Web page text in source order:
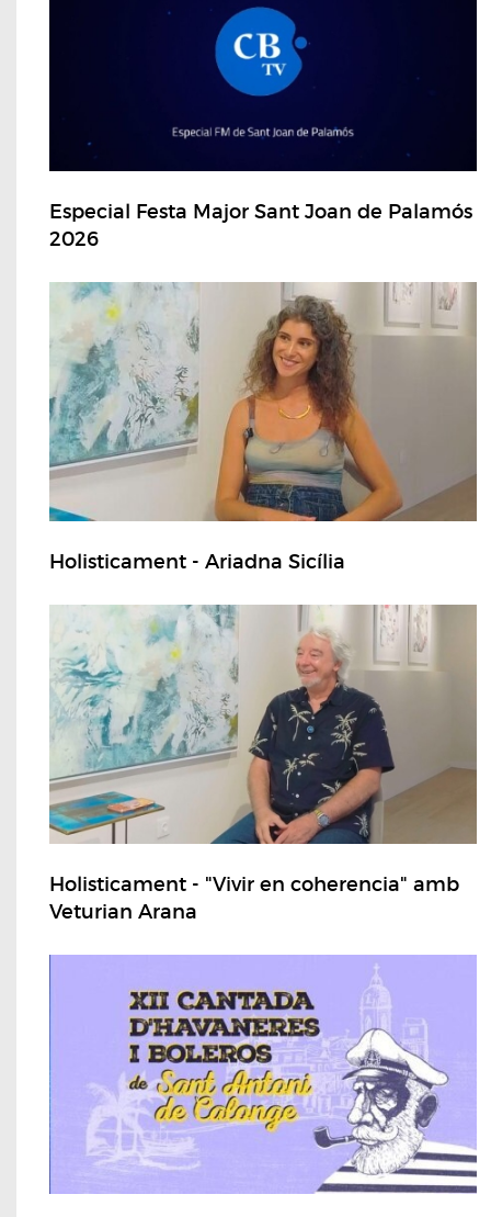
Especial Festa Major Sant Joan de Palamós
2026
Holisticament - Ariadna Sicília
Holisticament - "Vivir en coherencia" amb
Veturian Arana